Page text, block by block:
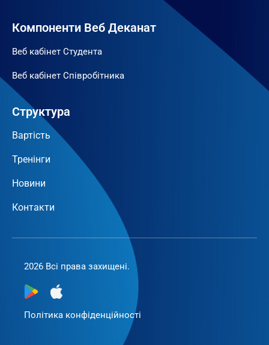
Компоненти Веб Деканат
Веб кабінет Студента
Веб кабінет Співробітника
Структура
Вартість
Тренінги
Новини
Контакти
2026 Всі права захищені.
Політика конфіденційності